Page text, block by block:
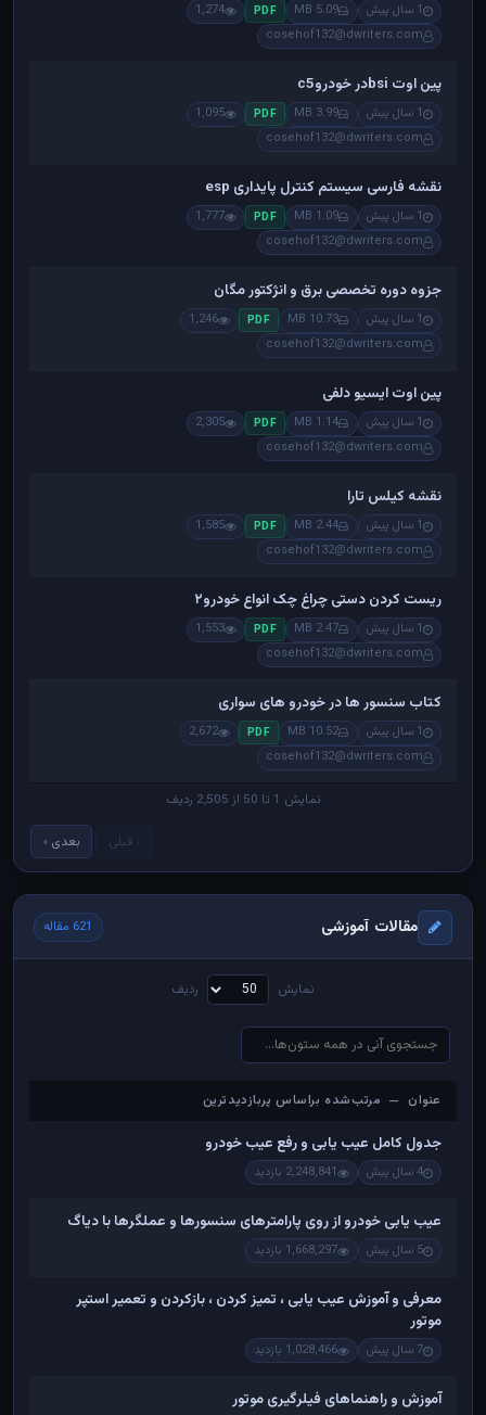
1 سال پیش 5.09 MB
PDF
1,274
cosehof132@dwriters.com
پین اوت bsiدر خودروc5
1 سال پیش 3.99 MB
PDF
1,095
cosehof132@dwriters.com
نقشه فارسی سیستم کنترل پایداری esp
1 سال پیش 1.09 MB
PDF
1,777
cosehof132@dwriters.com
جزوه دوره تخصصی برق و انژکتور مگان
1 سال پیش 10.73 MB
PDF
1,246
cosehof132@dwriters.com
پین اوت ایسیو دلفی
1 سال پیش 1.14 MB
PDF
2,305
cosehof132@dwriters.com
نقشه کیلس تارا
1 سال پیش 2.44 MB
PDF
1,585
cosehof132@dwriters.com
ریست کردن دستی چراغ چک انواع خودرو۲
1 سال پیش 2.47 MB
PDF
1,553
cosehof132@dwriters.com
کتاب سنسور ها در خودرو های سواری
1 سال پیش 10.52 MB
PDF
2,672
cosehof132@dwriters.com
نمایش 1 تا 50 از 2,505 ردیف
‹ قبلی بعدی ›
مقالات آموزشی 621 مقاله
نمایش ردیف
عنوان — مرتب‌شده براساس پربازدیدترین
عنوان — مرتب‌شده براساس پربازدیدترین
جدول کامل عیب یابی و رفع عیب خودرو
4 سال پیش 2,248,841 بازدید
عیب یابی خودرو از روی پارامترهای سنسورها و عملگرها با دیاگ
5 سال پیش 1,668,297 بازدید
معرفی و آموزش عیب یابی ، تمیز کردن ، بازکردن و تعمیر استپر
موتور
7 سال پیش 1,028,466 بازدید
آموزش و راهنماهای فیلرگیری موتور